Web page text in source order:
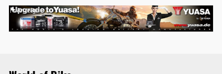
Anzeige